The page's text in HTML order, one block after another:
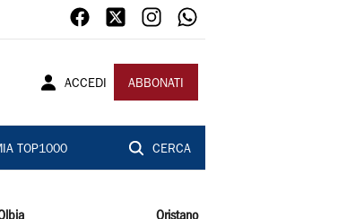
ACCEDI ABBONATI
TOP1000 CERCA
Oristano